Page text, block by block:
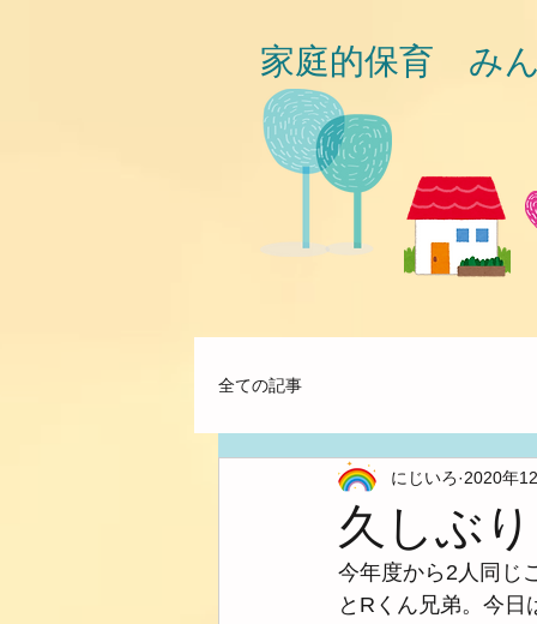
家庭的保育 み
全ての記事
久しぶ
にじいろ 2020年
今年度から2人同じ
とRくん兄弟。今